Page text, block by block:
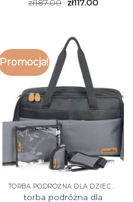
zł187.00 zł117.00
Promocja!
TORBA PODRÓŻNA DLA DZIECKA
torba podróżna dla